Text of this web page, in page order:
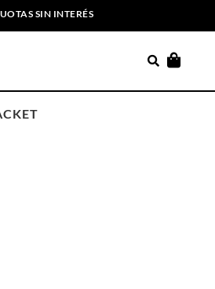
SIN INTERÉS